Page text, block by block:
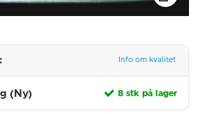
Info om kvalitet
(Ny) 8 stk på lager